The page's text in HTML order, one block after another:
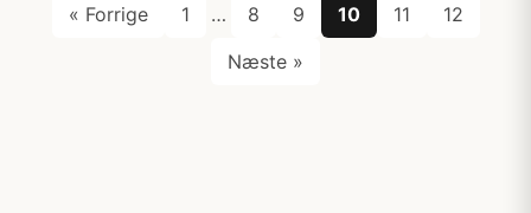
« Forrige 1 … 8 9 10 11
12
Næste »